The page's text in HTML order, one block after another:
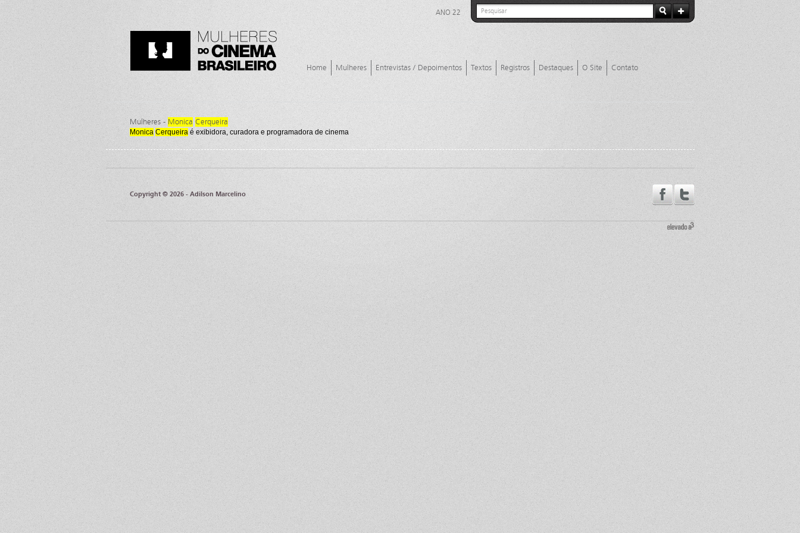
ANO 22
Home Mulheres Entrevistas / Depoimentos Textos Registros Destaques O Site Contato
Mulheres - Monica Cerqueira
Monica Cerqueiraé exibidora, curadora e programadora de cinema
Copyright © 2026 - Adilson Marcelino